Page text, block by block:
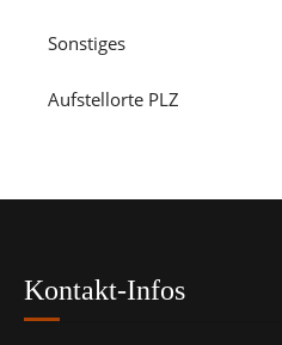
Sonstiges
Aufstellorte PLZ
Kontakt-Infos